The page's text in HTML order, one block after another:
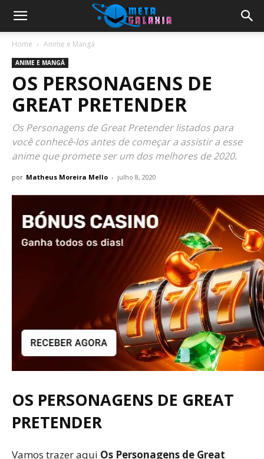
Home Anime e Mangá
ANIME E MANGÁ
OS PERSONAGENS DE
GREAT PRETENDER
Os Personagens de Great Pretender listados para
você conhecê-los antes de começar a assistir a esse
anime que promete ser um dos melhores de 2020.
por Matheus Moreira Mello - julho 8, 2020
OS PERSONAGENS DE GREAT
PRETENDER
Vamos trazer aqui Os Personagens de Great